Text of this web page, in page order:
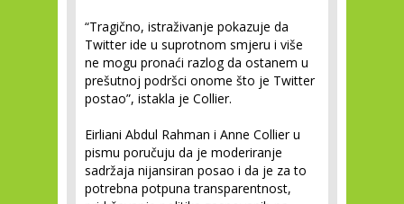
“Tragično, istraživanje pokazuje da
Twitter ide u suprotnom smjeru i više
ne mogu pronaći razlog da ostanem u
prešutnoj podršci onome što je Twitter
postao”, istakla je Collier.
Eirliani Abdul Rahman i Anne Collier u
pismu poručuju da je moderiranje
sadržaja nijansiran posao i da je za to
potrebna potpuna transparentnost,